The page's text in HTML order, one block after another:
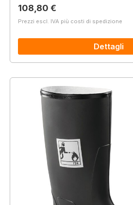
Prezzo normale:
108,80 €
Prezzi escl. IVA più costi di spedizione
Dettagli